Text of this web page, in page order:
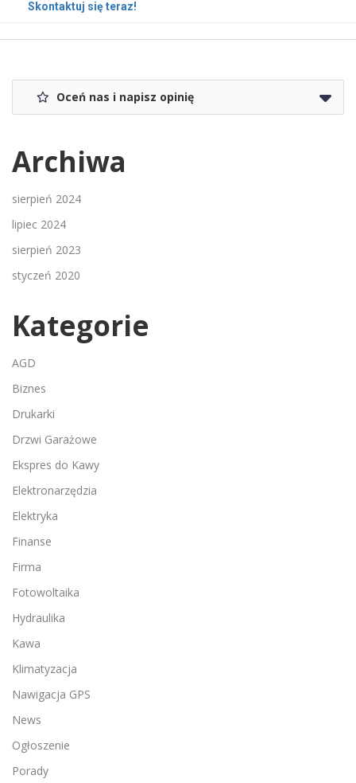
Skontaktuj się teraz!
Oceń nas i napisz opinię
Archiwa
sierpień 2024
lipiec 2024
sierpień 2023
styczeń 2020
Kategorie
AGD
Biznes
Drukarki
Drzwi Garażowe
Ekspres do Kawy
Elektronarzędzia
Elektryka
Finanse
Firma
Fotowoltaika
Hydraulika
Kawa
Klimatyzacja
Nawigacja GPS
News
Ogłoszenie
Porady